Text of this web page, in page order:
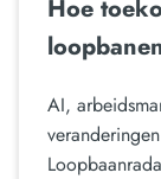
Hoe
AI,